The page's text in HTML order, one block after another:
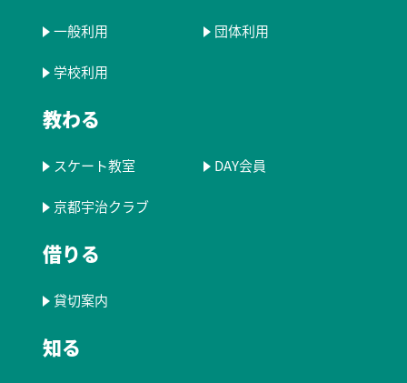
一般利用 団体利用
学校利用
教わる
スケート教室 DAY会員
京都宇治クラブ
借りる
貸切案内
知る